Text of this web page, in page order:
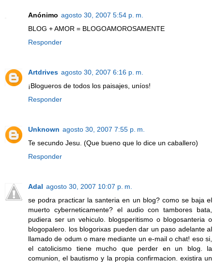
Anónimo agosto 30, 2007 5:54 p. m.
BLOG + AMOR = BLOGOAMOROSAMENTE
Responder
Artdrives agosto 30, 2007 6:16 p. m.
¡Blogueros de todos los paisajes, uníos!
Responder
Unknown agosto 30, 2007 7:55 p. m.
Te secundo Jesu. (Que bueno que lo dice un caballero)
Responder
Adal agosto 30, 2007 10:07 p. m.
se podra practicar la santeria en un blog? como se baja el
muerto cyberneticamente? el audio con tambores bata,
pudiera ser un vehiculo. blogsperitismo o blogosanteria o
blogopalero. los blogorixas pueden dar un paso adelante al
llamado de odum o mare mediante un e-mail o chat! eso si,
el catolicismo tiene mucho que perder en un blog. la
comunion, el bautismo y la propia confirmacion. existira un